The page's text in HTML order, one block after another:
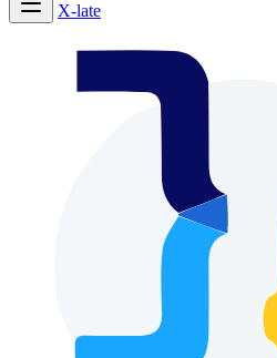
X-late